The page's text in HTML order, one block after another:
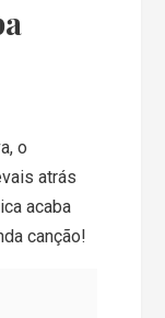
o
atrás
acaba
canção!